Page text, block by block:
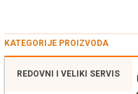
KATEGORIJE PROIZVODA
REDOVNI I VELIKI SERVIS